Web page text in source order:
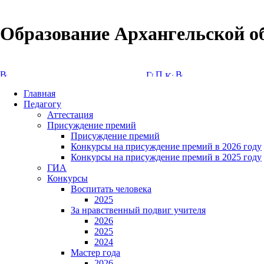
Образование Архангельской
Главная
Педагогу
Аттестация
Присуждение премий
Присуждение премий
Конкурсы на присуждение премий в 2026 году
Конкурсы на присуждение премий в 2025 году
ГИА
Конкурсы
Воспитать человека
2025
За нравственный подвиг учителя
2026
2025
2024
Мастер года